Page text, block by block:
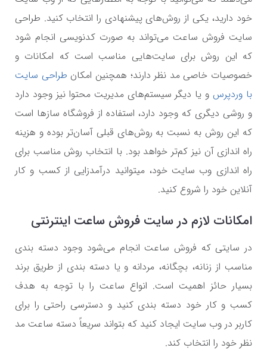
خود دارید، یکی از روش‌های پیشنهادی را انتخاب کنید. طراحی
سایت فروش ساعت می‌تواند به صورت کدنویسی انجام شود
که این روش برای سایت‌هایی مناسب است که امکانات و
خصوصیات خاصی مد نظر دارند؛ همچنین امکان طراحی سایت
با وردپرسو یا دیگر سیستم‌های مدیریت محتوا نیز وجود دارد
و روشی دیگری که وجود دارد، استفاده از فروشگاه سازها است
که این روش به نسبت به روش‌های قبلی آسان‌تر بوده و هزینه
راه اندازی آن نیز کم‌تر خواهد بود. با انتخاب روش مناسب برای
راه اندازی وب سایت خود، میتوانید درآمدزایی از کسب و کار
آنلاین خود را شروع کنید.
امکانات لازم در سایت فروش ساعت اینترنتی
در سایتی که فروش ساعت انجام می‌شود وجود دسته بندی
مناسب از زنانه، بچگانه، مردانه و یا دسته بندی از طریق برند
بسیار حائز اهمیت است. انواع ساعت را با توجه به هدف
کسب و کار خود دسته بندی کنید و دسترسی راحتی را برای
کاربر در وب سایت ایجاد کنید که بتواند سریعاً دسته ساعت مد
نظر خود را انتخاب کند.